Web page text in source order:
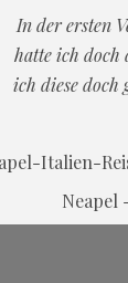
In der ersten
hatte ich doch
ich diese doch
Neapel